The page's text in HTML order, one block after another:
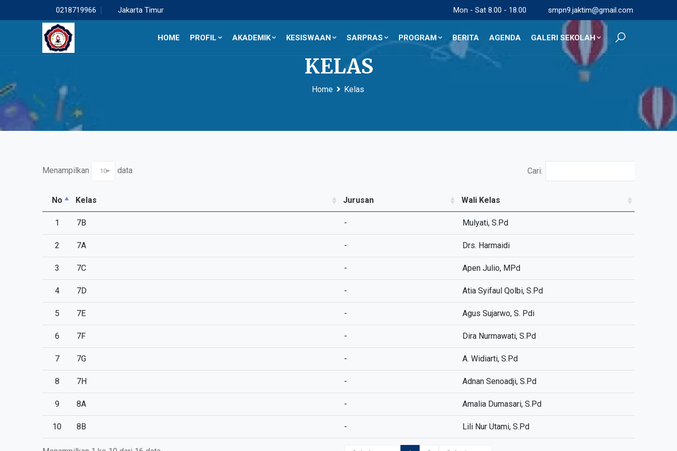
0218719966 Jakarta Timur Mon - Sat 8.00 - 18.00 smpn9.jaktim@gmail.com
HOME PROFIL AKADEMIK KESISWAAN SARPRAS PROGRAM BERITA AGENDA GALERI SEKOLAH
KELAS
Home Kelas
Menampilkan 10 data Cari:
No Kelas Jurusan Wali Kelas
1 7B - Mulyati, S.Pd
2 7A - Drs. Harmaidi
3 7C - Apen Julio, MPd
4 7D - Atia Syifaul Qolbi, S.Pd
5 7E - Agus Sujarwo, S. Pdi
6 7F - Dira Nurmawati, S.Pd
7 7G - A. Widiarti, S.Pd
8 7H - Adnan Senoadji, S.Pd
9 8A - Amalia Dumasari, S.Pd
10 8B - Lili Nur Utami, S.Pd